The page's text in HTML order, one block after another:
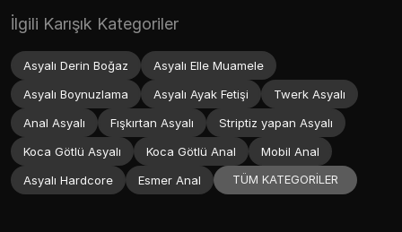
İlgili Karışık Kategoriler
Asyalı Derin Boğaz
Asyalı Elle Muamele
Asyalı Boynuzlama
Asyalı Ayak Fetişi
Twerk Asyalı
Anal Asyalı
Fışkırtan Asyalı
Striptiz yapan Asyalı
Koca Götlü Asyalı
Koca Götlü Anal
Mobil Anal
Asyalı Hardcore
Esmer Anal TÜM KATEGORİLER